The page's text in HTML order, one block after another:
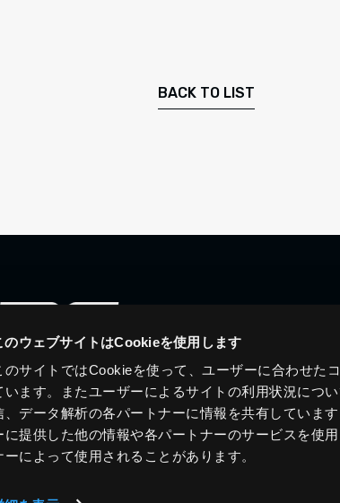
のウェブサイトはCookieを使用します
のサイトではCookieを使って、ユーザーに合わせた
います。またユーザーによるサイトの利用状況につ
、データ解析の各パートナーに情報を共有していま
に提供した他の情報や各パートナーのサービスを使
ーによって使用されることがあります。
BACK TO LIST